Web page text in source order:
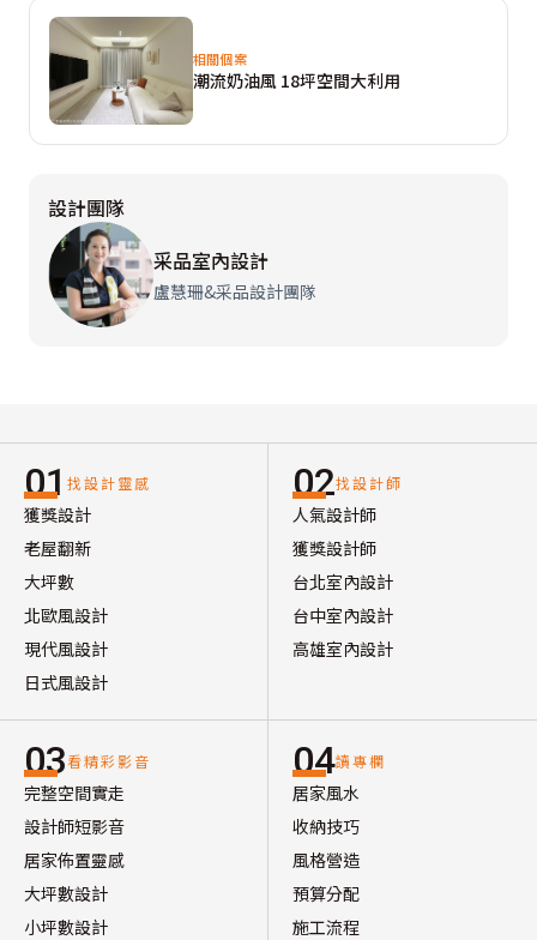
相關個案
潮流奶油風 18坪空間大利用
設計團隊
采品室內設計
盧慧珊&采品設計團隊
01 找設計靈感
獲獎設計
老屋翻新
大坪數
北歐風設計
現代風設計
日式風設計
02找設計師
人氣設計師
獲獎設計師
台北室內設計
台中室內設計
高雄室內設計
03看精彩影音
完整空間實走
設計師短影音
居家佈置靈感
大坪數設計
小坪數設計
04讀專欄
居家風水
收納技巧
風格營造
預算分配
施工流程